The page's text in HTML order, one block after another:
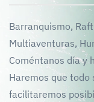
Barranquismo,
Multiaventuras,
Coméntanos día y
Haremos que todo
facilitaremos